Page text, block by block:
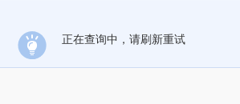
正在查询中，请刷新重试